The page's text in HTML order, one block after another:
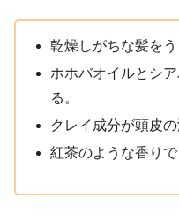
乾燥しがちな髪をう
ホホバオイルとシ
る。
クレイ成分が頭皮
紅茶のような香りで